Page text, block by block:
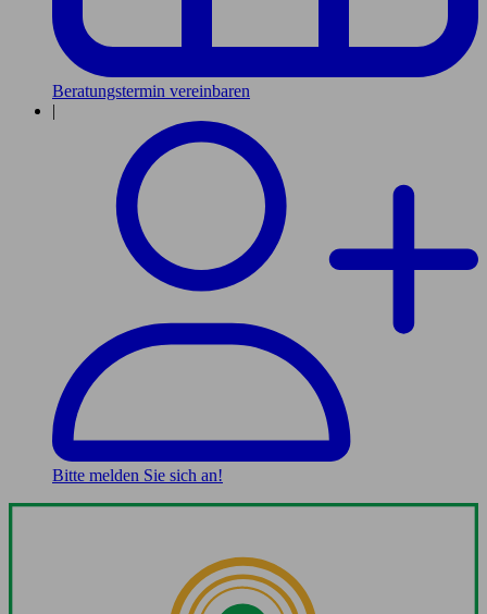
Beratungstermin vereinbaren
|
Bitte melden Sie sich an!